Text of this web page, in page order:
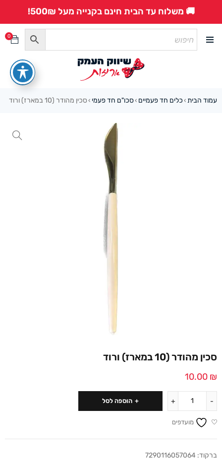
🚚 משלוח עד הבית חינם בקנייה מעל 500₪!
0
עמוד הבית › כלים חד פעמיים ›סכו"ם חד פעמי › סכין מהודר (10 במארז) ורוד
סכין מהודר (10 במארז) ורוד
10.00 ₪
הוספה לסל
מועדפים
ברקוד: 7290116057064